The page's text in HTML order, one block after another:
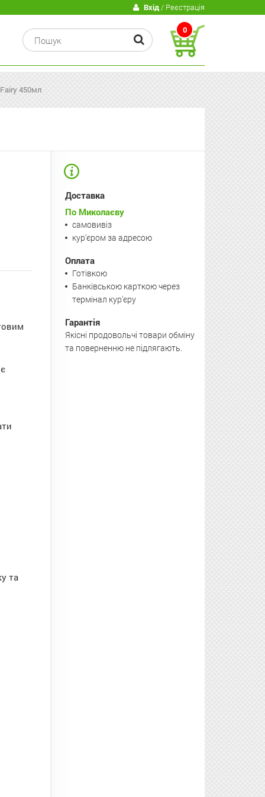
Вхід/ Реєстрація
0
450мл
та
Доставка
По Миколаєву
самовивіз
кур'єром за адресою
Оплата
Готівкою
Банківською карткою через
термінал кур'єру
Гарантія
Якісні продовольчі товари обміну
та поверненню не підлягають.